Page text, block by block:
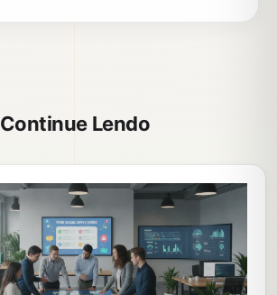
Continue Lendo